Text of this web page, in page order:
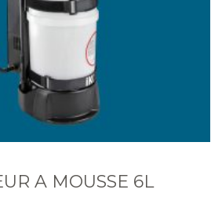
A MOUSSE 6L